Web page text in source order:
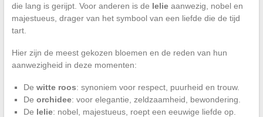
die lang is gerijpt. Voor anderen is de lelieaanwezig, nobel en
majestueus, drager van het symbool van een liefde die de tijd
tart.
Hier zijn de meest gekozen bloemen en de reden van hun
aanwezigheid in deze momenten:
De witte roos: synoniem voor respect, puurheid en trouw.
De orchidee: voor elegantie, zeldzaamheid, bewondering.
De lelie: nobel, majestueus, roept een eeuwige liefde op.